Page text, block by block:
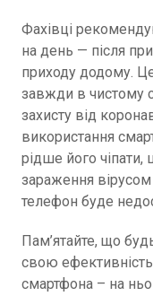
Фахівці
на день — після
приходу додому.
завжди в чистому
захисту від
використання
рідше його
зараження
телефон буде
Пам’ятайте, що
свою ефективність
смартфона – на